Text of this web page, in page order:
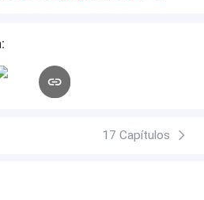
17 Capítulos